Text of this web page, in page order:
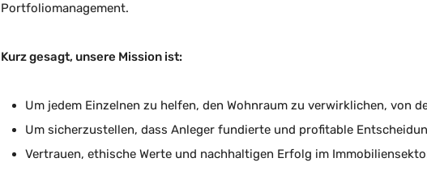
Portfoliomanagement.
Kurz gesagt, unsere Mission ist:
Um jedem Einzelnen zu helfen, den Wohnraum zu verwirklichen, von
Um sicherzustellen, dass Anleger fundierte und profitable
Vertrauen, ethische Werte und nachhaltigen Erfolg im